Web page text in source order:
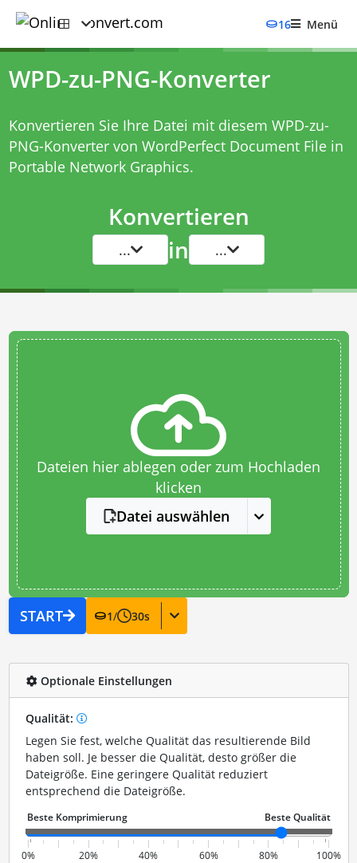
16 Menü
WPD-zu-PNG-Konverter
Konvertieren Sie Ihre Datei mit diesem WPD-zu-
PNG-Konvertervon WordPerfect Document File in
Portable Network Graphics.
Konvertieren
... in ...
Dateien hier ablegen oder zum Hochladen
klicken
Datei auswählen
START 1/ 30s
Optionale Einstellungen
Qualität:
Legen Sie fest, welche Qualität das resultierende Bild
haben soll. Je besser die Qualität, desto größer die
Dateigröße. Eine geringere Qualität reduziert
entsprechend die Dateigröße.
0% 20% 40% 60% 80% 100%